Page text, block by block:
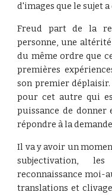
d'images que le sujet
Freud part de la
personne, une
du même ordre que
premières
son premier
pour cet autre qui
puissance de donner
répondre à la
Il va y avoir un
subjectivation,
reconnaissance moi-
translations et